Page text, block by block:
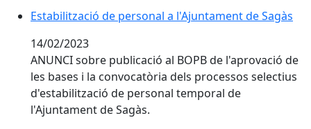
Estabilització de personal a l'Ajuntament de Sagàs
14/02/2023
ANUNCI sobre publicació al BOPB de l'aprovació de
les bases i la convocatòria dels processos selectius
d'estabilització de personal temporal de
l'Ajuntament de Sagàs.